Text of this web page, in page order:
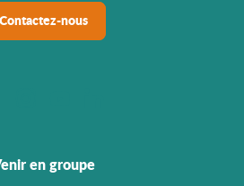
Contactez-nous
en groupe